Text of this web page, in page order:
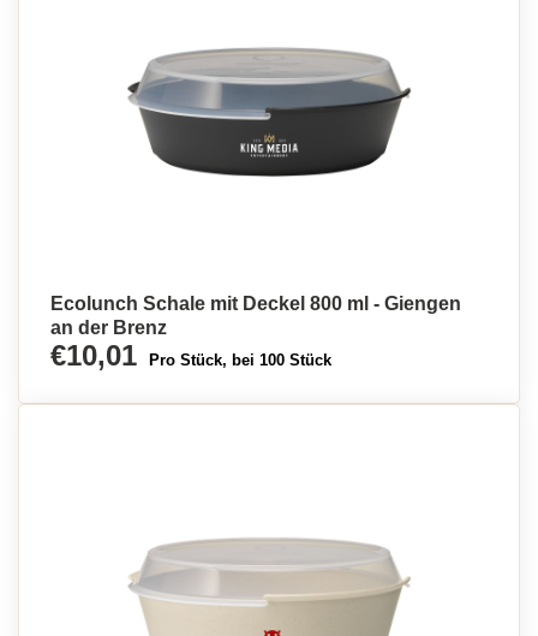
Ecolunch Schale mit Deckel 800 ml - Giengen
an der Brenz
€10,01 Pro Stück, bei 100 Stück